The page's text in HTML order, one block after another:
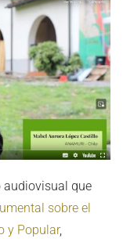
audiovisual que
sobre el
y Popular,